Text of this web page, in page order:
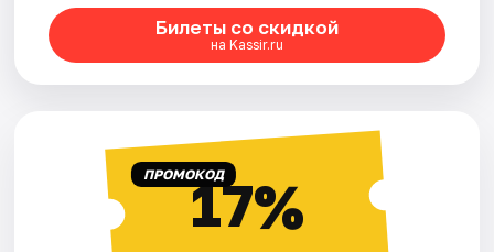
Билеты со скидкой
на Kassir.ru
ПРОМОКОД17%